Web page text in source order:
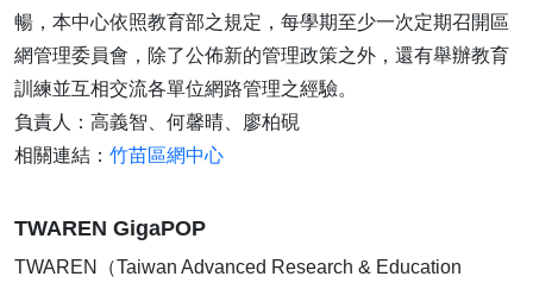
暢，本中心依照教育部之規定，每學期至少一次定期召開區
網管理委員會，除了公佈新的管理政策之外，還有舉辦教育
訓練並互相交流各單位網路管理之經驗。
負責人：高義智、何馨晴、廖柏硯
相關連結： 竹苗區網中心
TWAREN GigaPOP
TWAREN（Taiwan Advanced Research & Education